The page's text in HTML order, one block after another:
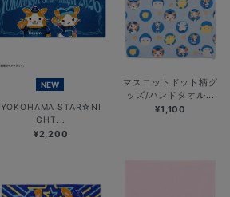
NEW
YOKOHAMA STAR☆NI
GHT...
¥2,200
マスコットドット柄グ
ッズ/ハンドタオル...
¥1,100